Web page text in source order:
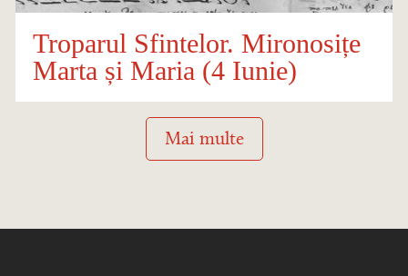
Troparul Sfintelor. Mironosițe
Marta și Maria (4 Iunie)
Mai multe